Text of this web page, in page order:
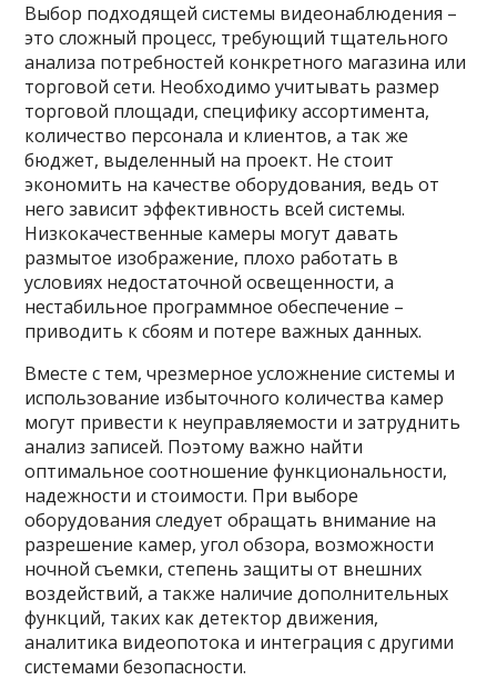
Выбор подходящей системы видеонаблюдения –
это сложный процесс, требующий тщательного
анализа потребностей конкретного магазина или
торговой сети. Необходимо учитывать размер
торговой площади, специфику ассортимента,
количество персонала и клиентов, а так же
бюджет, выделенный на проект. Не стоит
экономить на качестве оборудования, ведь от
него зависит эффективность всей системы.
Низкокачественные камеры могут давать
размытое изображение, плохо работать в
условиях недостаточной освещенности, а
нестабильное программное обеспечение –
приводить к сбоям и потере важных данных.
Вместе с тем, чрезмерное усложнение системы и
использование избыточного количества камер
могут привести к неуправляемости и затруднить
анализ записей. Поэтому важно найти
оптимальное соотношение функциональности,
надежности и стоимости. При выборе
оборудования следует обращать внимание на
разрешение камер, угол обзора, возможности
ночной съемки, степень защиты от внешних
воздействий, а также наличие дополнительных
функций, таких как детектор движения,
аналитика видеопотока и интеграция с другими
системами безопасности.